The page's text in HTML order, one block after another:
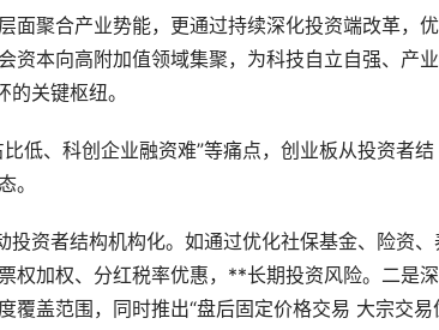
聚合产业势能，更通过持续深化投资端改革，
资本向高附加值领域集聚，为科技自立自强、产
关键枢纽。
、科创企业融资难”等痛点，创业板从投资者结
。
资者结构机构化。如通过优化社保基金、险资、
权加权、分红税率优惠，**长期投资风险。二是
覆盖范围，同时推出“盘后固定价格交易 大宗交易